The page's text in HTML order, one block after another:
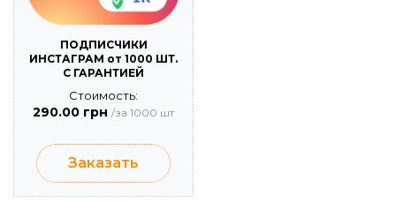
ПОДПИСЧИКИ
ИНСТАГРАМ от 1000 ШТ.
С ГАРАНТИЕЙ
Стоимость:
290.00 грн /за 1000 шт
Заказать